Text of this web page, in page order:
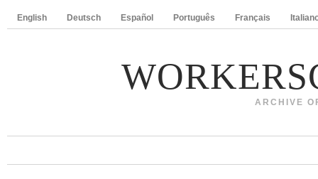
English Deutsch Español Português Français
ARCHIVE